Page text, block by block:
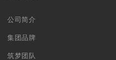
公司简介
集团品牌
筑梦团队